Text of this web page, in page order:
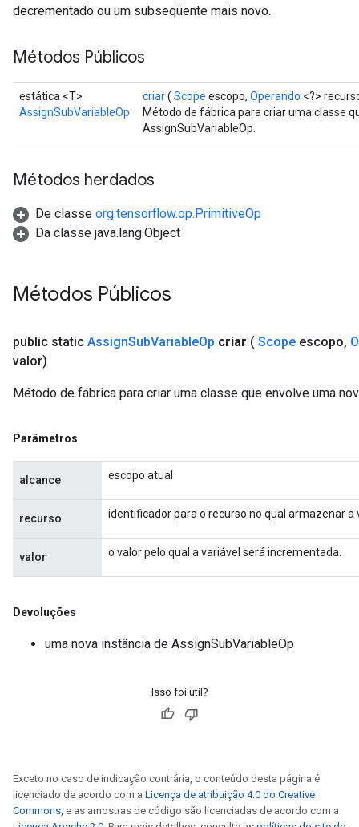
decrementado ou um subseqüente mais novo.
Métodos Públicos
estática <T>
AssignSubVariableOp
criar( Scope escopo, Operando <?>
Método de fábrica para criar uma classe
AssignSubVariableOp.
Métodos herdados
De classe org.tensorflow.op.PrimitiveOp
Da classe java.lang.Object
Métodos Públicos
public static AssignSubVariableOp criar ( Scope escopo,
valor)
Método de fábrica para criar uma classe que envolve uma
Parâmetros
alcance escopo atual
recurso identificador para o recurso no qual armazenar a
valor o valor pelo qual a variável será incrementada.
Devoluções
uma nova instância de AssignSubVariableOp
Isso foi útil?
Exceto no caso de indicação contrária, o conteúdo desta página é
licenciado de acordo com a Licença de atribuição 4.0 do Creative
Commons, e as amostras de código são licenciadas de acordo com a